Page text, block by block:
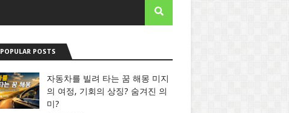
POPULAR POSTS
자동차를 빌려 타는 꿈 해몽 미지
의 여정, 기회의 상징? 숨겨진 의
미?